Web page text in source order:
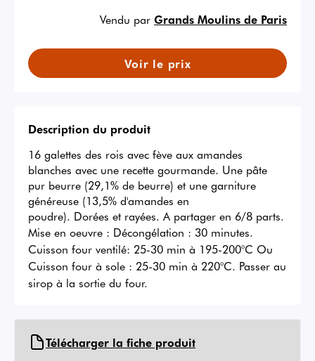
Vendu par Grands Moulins de Paris
Voir le prix
Description du produit
16 galettes des rois avec fève aux amandes
blanches avec une recette gourmande. Une pâte
pur beurre (29,1% de beurre) et une garniture
généreuse (13,5% d'amandes en
poudre). Dorées et rayées. A partager en 6/8 parts.
Mise en oeuvre : Décongélation : 30 minutes.
Cuisson four ventilé: 25-30 min à 195-200°C Ou
Cuisson four à sole : 25-30 min à 220°C. Passer au
sirop à la sortie du four.
Télécharger la fiche produit